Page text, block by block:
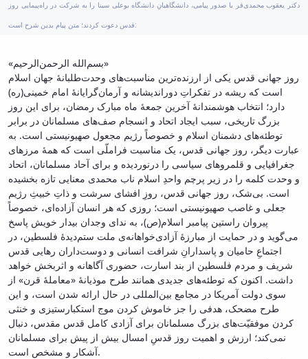
دکتر یعقوب محمدی‌فر با صدور پیامی، دانشگاهیانِ دانشگاه بوعلی سینا را به شرکت در راه‌پیمایی روز
قدس دعوت کردند؛ متن پیام بدین شرح است:
«بسم‌الله الرحمن‌الرحیم»
روز جهانی قدس یکی از ارزنده‌ترین مناسبت‌های وحدت‌طلبانۀ جهان اسلام
است که ریشه در تفکراتِ دوراندیشانه و آرمان‌گرایانۀ امام خمینی(ره)
دارد؛ انتخاب هوشمندانۀ آخرین جمعۀ ماه مبارک رمضان، برای این روز
بزرگ تاریخی، سبب ایجاد اتحاد و انسجام صف‌های مسلمانان در برابر
توطئه‌های دشمنان اسلام و خصوصاً رژیم مجعول صهیونیستی است. به
عبارت دیگر، روز جهانی قدس، یک مناسبت فراملّی است که همۀ مرزهای
جغرافیایی و قلمروهای سیاسی را درنوردیده و برای آحاد مسلمانان، اتحاد
و وحدت کلمه را در زیر پرچم واحدِ اسلام ناب محمدی معنایی تازه بخشیده
است. بی‌شک، روز جهانی قدس، روزِ افشای سرشت و ذاتِ خبیثِ رژیم
جعلی و غاصب صهیونیستی است؛ روزی که هر انسان آزاده‌ای، خصوصاً
پیروان راستین پیامبر اسلام(ص)، به ندای وجدان بیدار خویش پاسخ
می‌گوید و در حمایت از مبارزۀ آزادی‌خواهانه‌ی ملت ستم‌دیدۀ فلسطین، در
اجتماعِ حامیان و پاسدارانِ شرافت انسانی و دوست‌داران رهایی قدس
شریف و مردم فلسطین از بند اسارت، حضوری آگاهانه و اثربخش خواهد
داشت. اکنون که توطئه‌های جدیدی همانند طرح موذیانۀ «معاملۀ قرن» از
سوی دولت آمریکا در مجامع بین‌المللی در حال ارائه شدن است، و این
طرح مضحک، هدفی را جز خاموش کردن موج استکبارستیزی و خنثی
کردن موفقیّت‌های بزرگ مسلمانان برای آزادی کامل قدس مقدس، دنبال
نمی‌کند؛ ارزش و اهمیت روز قدسِ امسال بیش از پیش برای مسلمانان
آشکار و مشخص است.